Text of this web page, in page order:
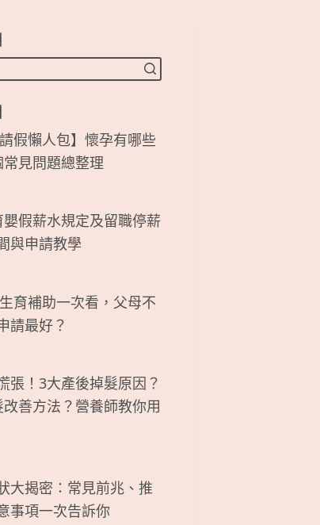
假懶人包】懷孕有哪些
見問題總整理
假薪水規定及留職停薪
與申請教學
育補助一次看，父母不
請最好？
張！3大產後掉髮原因？
善方法？營養師教你用
大揭密：常見前兆、推
事項一次告訴你